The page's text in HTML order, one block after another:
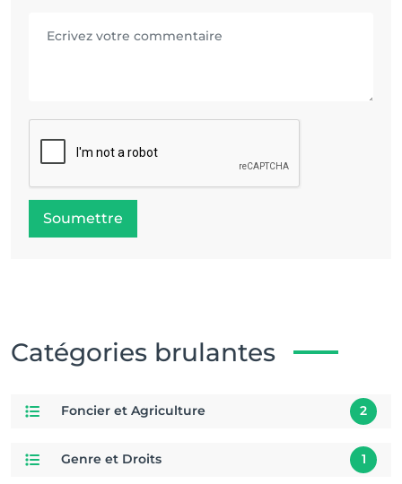
Soumettre
Catégories brulantes
Foncier et Agriculture 2
Genre et Droits 1